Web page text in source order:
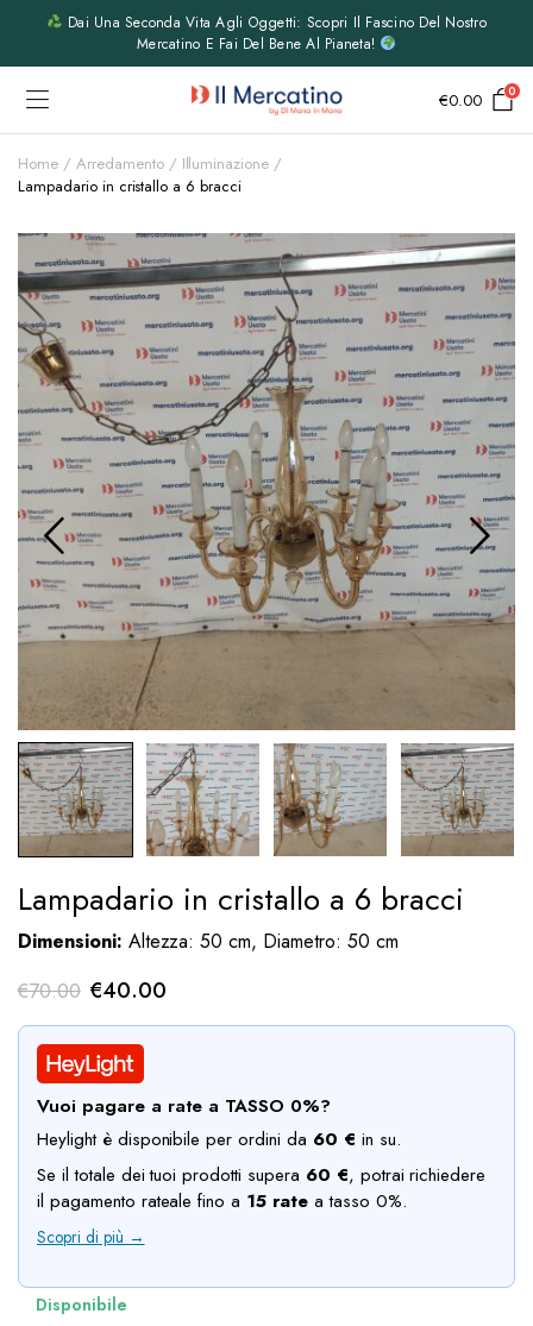
Dai Una Seconda Vita Agli Oggetti: Scopri Il Fascino Del Nostro
Mercatino E Fai Del Bene Al Pianeta!
€0.00 0
Home Arredamento
Illuminazione
Lampadario in cristallo a 6 bracci
Lampadario in cristallo a 6 bracci
Dimensioni: Altezza: 50 cm, Diametro: 50 cm
€70.00 Il
prezzo
originale
era:
€70.00.
€40.00Il
prezzo
€40.00.
Vuoi pagare a rate a TASSO 0%?
Heylight è disponibile per ordini da 60 € in su.
Se il totale dei tuoi prodotti supera 60 €, potrai richiedere
il pagamento rateale fino a 15 ratea tasso 0%.
Scopri di più →